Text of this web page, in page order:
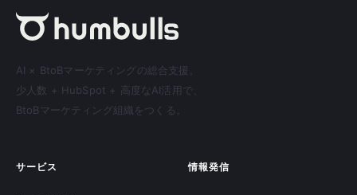
AI × BtoBマーケティングの総合支援。
少人数 + HubSpot + 高度なAI活用で、
BtoBマーケティング組織をつくる。
サービス 情報発信